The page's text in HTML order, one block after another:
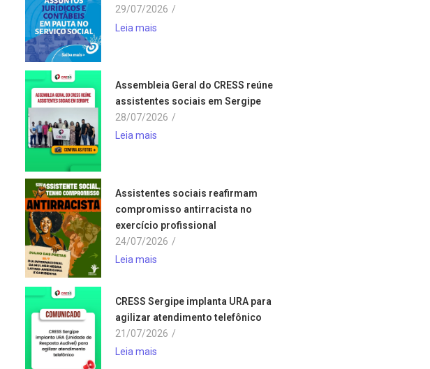
29/07/2026 /
Leia mais
Assembleia Geral do CRESS reúne
assistentes sociais em Sergipe
28/07/2026 /
Leia mais
Assistentes sociais reafirmam
compromisso antirracista no
exercício profissional
24/07/2026 /
Leia mais
CRESS Sergipe implanta URA para
agilizar atendimento telefônico
21/07/2026 /
Leia mais